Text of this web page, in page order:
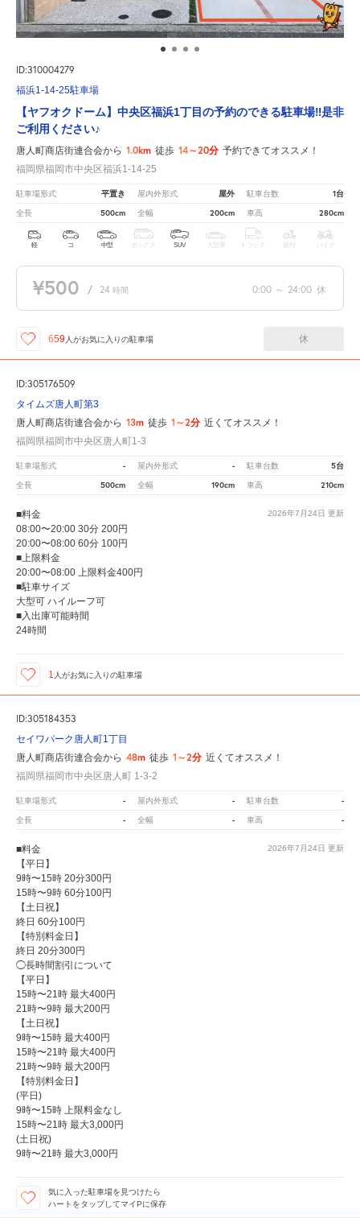
ID:310004279
福浜1-14-25駐車場
【ヤフオクドーム】中央区福浜1丁目の予約のできる駐車場‼是非
ご利用ください♪
唐人町商店街連合会から 1.0km 徒歩 14～20分 予約できてオススメ！
福岡県福岡市中央区福浜1-14-25
駐車場形式 平置き 屋内外形式 屋外 駐車台数 1台
全長 500cm 全幅 200cm 車高 280cm
軽 コ 中型 ボックス SUV 大型車 トラック 原付 バイク
¥500 / 24 時間 0:00 ～ 24:00 休
659 人がお気に入りの駐車場 休
ID:305176509
タイムズ唐人町第3
唐人町商店街連合会から 13m 徒歩 1～2分 近くてオススメ！
福岡県福岡市中央区唐人町1-3
駐車場形式 - 屋内外形式 - 駐車台数 5台
全長 500cm 全幅 190cm 車高 210cm
2026年7月24日 更新
■料金
08:00〜20:00 30分 200円
20:00〜08:00 60分 100円
■上限料金
20:00〜08:00 上限料金400円
■駐車サイズ
大型可 ハイルーフ可
■入出庫可能時間
24時間
1 人がお気に入りの駐車場
ID:305184353
セイワパーク唐人町1丁目
唐人町商店街連合会から 48m 徒歩 1～2分 近くてオススメ！
福岡県福岡市中央区唐人町 1-3-2
駐車場形式 - 屋内外形式 - 駐車台数 -
全長 - 全幅 - 車高 -
2026年7月24日 更新
■料金
【平日】
9時〜15時 20分300円
15時〜9時 60分100円
【土日祝】
終日 60分100円
【特別料金日】
終日 20分300円
◯長時間割引について
【平日】
15時〜21時 最大400円
21時〜9時 最大200円
【土日祝】
9時〜15時 最大400円
15時〜21時 最大400円
21時〜9時 最大200円
【特別料金日】
(平日)
9時〜15時 上限料金なし
15時〜21時 最大3,000円
(土日祝)
9時〜21時 最大3,000円
気に入った駐車場を見つけたら
ハートをタップしてマイPに保存